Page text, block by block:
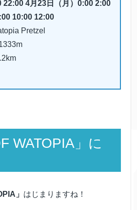
22:00 4月23日（月）0:00 2:00
10:00 12:00
Pretzel
WATOPIA」に
」 はじまりますね！